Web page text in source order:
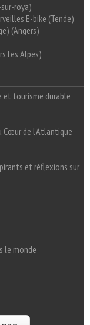
roya)
E-bike (Tende)
(Angers)
Les Alpes)
et tourisme durable
Cœur de l'Atlantique
et réflexions sur
le monde